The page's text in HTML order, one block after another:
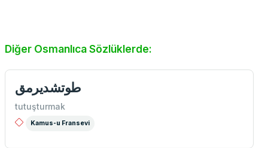
Diğer Osmanlıca Sözlüklerde:
طوتشديرمق
tutuşturmak
Kamus-u Fransevi